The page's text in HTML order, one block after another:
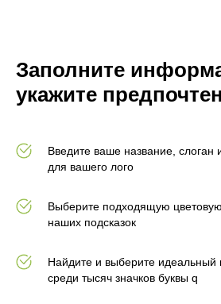
Заполните
укажите
Введите ваше название, слоган
для вашего лого
Выберите подходящую
наших подсказок
Найдите и выберите идеальный
среди тысяч значков буквы q